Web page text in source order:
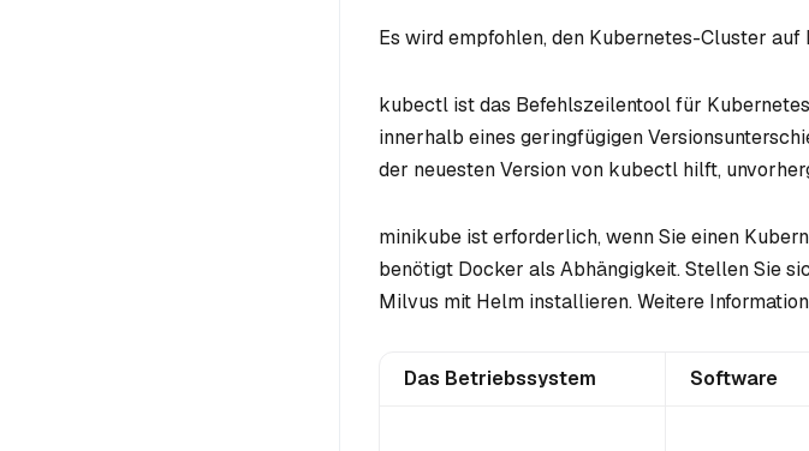
Es wird empfohlen, den Kubernetes-Cluster
kubectl ist das Befehlszeilentool für
innerhalb eines geringfügigen
der neuesten Version von kubectl hilft,
minikube ist erforderlich, wenn Sie einen
benötigt Docker als Abhängigkeit. Stellen Sie
Milvus mit Helm installieren. Weitere
Das Betriebssystem Software